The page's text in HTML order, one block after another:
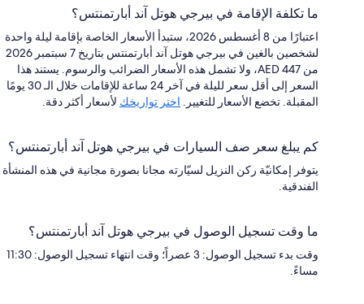
ما تكلفة الإقامة في بيرجي هوتل آند أبارتمنتس؟
اعتبارًا من 8 أغسطس 2026، ستبدأ الأسعار الخاصة بإقامة ليلة واحدة
لشخصين بالغين في بيرجي هوتل آند أبارتمنتس بتاريخ 7 سبتمبر 2026
من AED 447، ولا تشمل هذه الأسعار الضرائب والرسوم. يستند هذا
السعر إلى أقل سعر لليلة في آخر 24 ساعة للإقامات خلال الـ 30 يومًا
المقبلة. تخضع الأسعار للتغيير. اختر تواريخك لأسعار أكثر دقة.
كم يبلغ سعر صف السيارات في بيرجي هوتل آند أبارتمنتس؟
يتوفر إمكانيّة ركن النزيل لسيّارته مجانا بصورة مجانية في هذه المنشأة
الفندقية.
ما وقت تسجيل الوصول في بيرجي هوتل آند أبارتمنتس؟
وقت بدء تسجيل الوصول: 3 عصراً؛ وقت انتهاء تسجيل الوصول: 11:30
مساءً.